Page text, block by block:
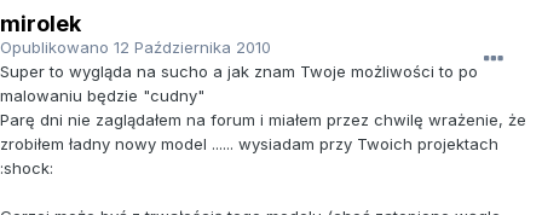
mirolek
Opublikowano 12 Października 2010
Super to wygląda na sucho a jak znam Twoje możliwości to po
malowaniu będzie "cudny"
Parę dni nie zaglądałem na forum i miałem przez chwilę wrażenie, że
zrobiłem ładny nowy model ...... wysiadam przy Twoich projektach
:shock: